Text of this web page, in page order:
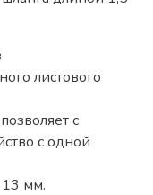
листового
с
с одной
мм.